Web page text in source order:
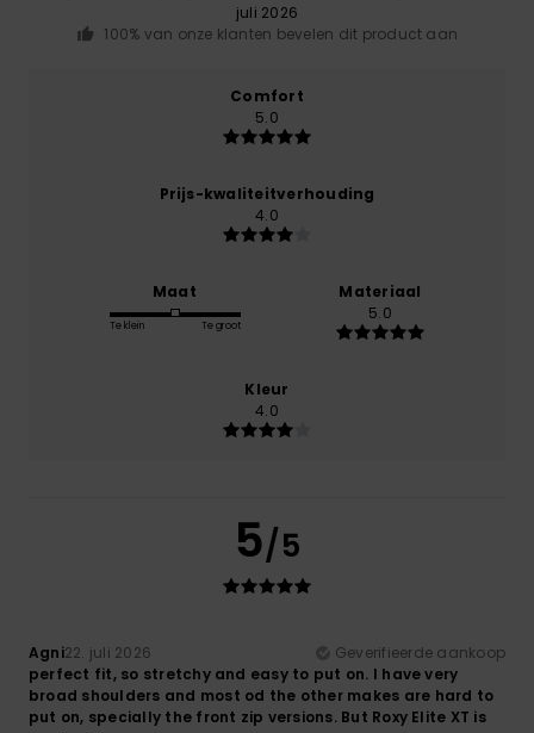
juli 2026
100% van onze klanten bevelen dit product aan
Comfort
5.0
Prijs-kwaliteitverhouding
4.0
Maat
Te klein Te groot
Materiaal
5.0
Kleur
4.0
5/5
Agni22. juli 2026
Geverifieerde aankoop
perfect fit, so stretchy and easy to put on. I have very
broad shoulders and most od the other makes are hard to
put on, specially the front zip versions. But Roxy Elite XT is